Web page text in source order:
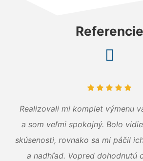
Referencie
Realizovali mi komplet výmenu
a som veľmi spokojný. Bolo
skúsenosti, rovnako sa mi páčil
a nadhľad. Vopred dohodnutú